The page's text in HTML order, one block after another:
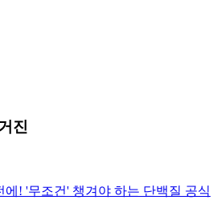
진
에! '무조건' 챙겨야 하는 단백질 공식